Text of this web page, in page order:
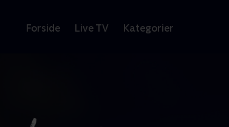
Forside Live TV Kategorier